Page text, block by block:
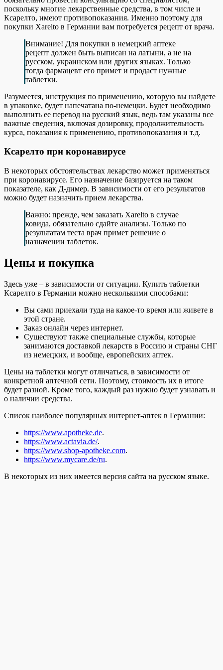
поскольку многие лекарственные средства, в том числе и
Ксарелто, имеют противопоказания. Именно поэтому для
покупки Xarelto в Германии вам потребуется рецепт от врача.
Внимание! Для покупки в немецкий аптеке
рецепт должен быть выписан на латыни, а не на
русском, украинском или других языках. Только
тогда фармацевт его примет и продаст нужные
таблетки.
Разумеется, инструкция по применению, которую вы найдете
в упаковке, будет напечатана по-немецки. Будет необходимо
выполнить ее перевод на русский язык, ведь там указаны все
важные сведения, включая дозировку, продолжительность
курса, показания к применению, противопоказания и т.д.
Ксарелто при коронавирусе
В некоторых обстоятельствах лекарство может применяться
при коронавирусе. Его назначение базируется на таком
показателе, как Д-димер. В зависимости от его результатов
можно будет назначить прием лекарства.
Важно: прежде, чем заказать Xarelto в случае
ковида, обязательно сдайте анализы. Только по
результатам теста врач примет решение о
назначении таблеток.
Цены и покупка
Здесь уже – в зависимости от ситуации. Купить таблетки
Ксарелто в Германии можно несколькими способами:
Вы сами приехали туда на какое-то время или живете в
этой стране.
Заказ онлайн через интернет.
Существуют также специальные службы, которые
занимаются доставкой лекарств в Россию и страны СНГ
из немецких, и вообще, европейских аптек.
Цены на таблетки могут отличаться, в зависимости от
конкретной аптечной сети. Поэтому, стоимость их в итоге
будет разной. Кроме того, каждый раз нужно будет узнавать и
о наличии средства.
Список наиболее популярных интернет-аптек в Германии:
https://www.apotheke.de.
https://www.actavia.de/.
https://www.shop-apotheke.com.
https://www.mycare.de/ru.
В некоторых из них имеется версия сайта на русском языке.